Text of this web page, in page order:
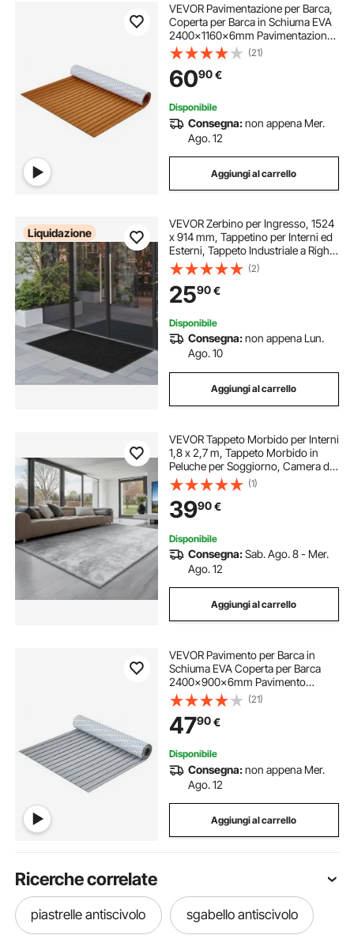
VEVOR Pavimentazione per Barca,
Coperta per Barca in Schiuma EVA
2400x1160x6mm Pavimentazione
Autoadesiva Antiscivolo, 27840
cm² Tappeto Marino per Barche,
Yacht, Pontoni, Coperte per Kayak
(21)
6090€
Disponibile
Consegna:non appena Mer.
Ago. 12
Aggiungi al carrello
Liquidazione
VEVOR Zerbino per Ingresso, 1524
x 914 mm, Tappetino per Interni ed
Esterni, Tappeto Industriale a Righe
con Supporto, Tappeto d'Ingresso
Lavabile Resistente per Corridoio,
Balcone, Grigio
(2)
2590€
Disponibile
Consegna:non appena Lun.
Ago. 10
Aggiungi al carrello
VEVOR Tappeto Morbido per Interni
1,8 x 2,7 m, Tappeto Morbido in
Peluche per Soggiorno, Camera da
Letto, Arredamento Moderno
Tappetino a Pelo Lungo,
Antiscivolo, Tinta Grigio Chiaro
(1)
3990€
Disponibile
Consegna:Sab. Ago. 8 - Mer.
Ago. 12
Aggiungi al carrello
VEVOR Pavimento per Barca in
Schiuma EVA Coperta per Barca
2400x900x6mm Pavimento
Autoadesivo Antiscivolo 21600cm²
Tappeto Marino per Barche Yacht
Pontoni Coperte per Kayak
(21)
4790€
Disponibile
Consegna:non appena Mer.
Ago. 12
Aggiungi al carrello
Ricerche correlate
piastrelle antiscivolo sgabello antiscivolo